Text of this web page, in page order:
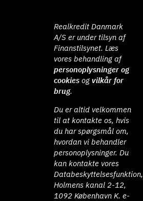
Realkredit Danmark
A/S er under tilsyn af
Finanstilsynet. Læs
vores behandling af
personoplysninger og
cookies ogvilkår for
brug.
Du er altid velkommen
til at kontakte os, hvis
du har spørgsmål om,
hvordan vi behandler
personoplysninger. Du
kan kontakte vores
Databeskyttelsesfunktion,
Holmens kanal 2-12,
1092 København K. e-